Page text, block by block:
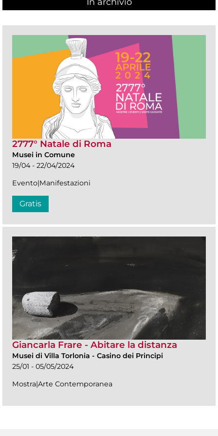
2777° Natale di Roma
Musei in Comune
19/04 - 22/04/2024
Evento|Manifestazioni
Gratis
Giancarla Frare - Abitare la distanza
Musei di Villa Torlonia - Casino dei Principi
25/01 - 05/05/2024
Mostra|Arte Contemporanea